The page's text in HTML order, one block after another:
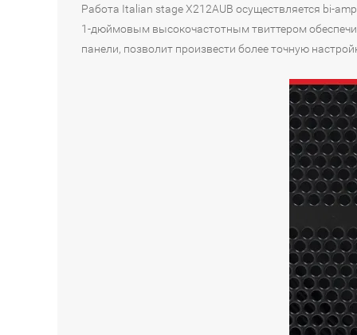
Работа Italian stage X212AUB осуществляется bi-
1-дюймовым высокочастотным твиттером
панели, позволит произвести более точную